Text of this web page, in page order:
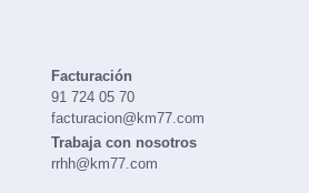
Facturación
91 724 05 70
facturacion@km77.com
Trabaja con nosotros
rrhh@km77.com